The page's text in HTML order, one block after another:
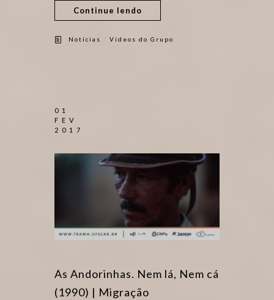
Continue lendo
Notícias Vídeos do Grupo
01
FEV
2017
As Andorinhas. Nem lá, Nem cá
(1990) | Migração